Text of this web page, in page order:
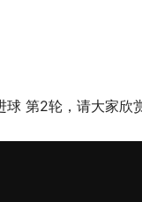
第2轮，请大家欣